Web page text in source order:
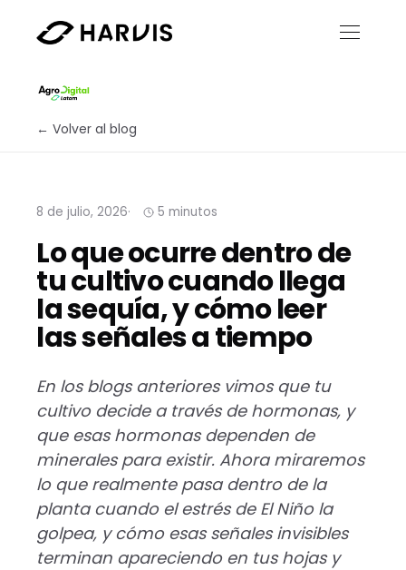
← Volver al blog
8 de julio, 2026 5 minutos
Lo que ocurre dentro de
tu cultivo cuando llega
la sequía, y cómo leer
las señales a tiempo
En los blogs anteriores vimos que tu
cultivo decide a través de hormonas, y
que esas hormonas dependen de
minerales para existir. Ahora miraremos
lo que realmente pasa dentro de la
planta cuando el estrés de El Niño la
golpea, y cómo esas señales invisibles
terminan apareciendo en tus hojas y